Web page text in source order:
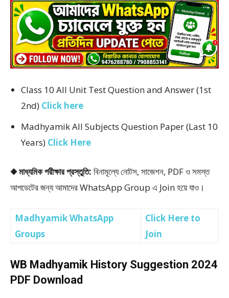
Class 10 All Unit Test Question and Answer (1st
2nd) Click here
Madhyamik All Subjects Question Paper (Last 10
Years) Click Here
◆ মাধ্যমিক পরীক্ষার প্রস্তুতি: বিনামূল্যে নোটস, সাজেশন, PDF ও সমস্ত
আপডেটের জন্য আমাদের WhatsApp Group এ Join হয়ে যাও।
Madhyamik WhatsApp
Groups
Click Here to
Join
WB Madhyamik History Suggestion 2024
PDF Download